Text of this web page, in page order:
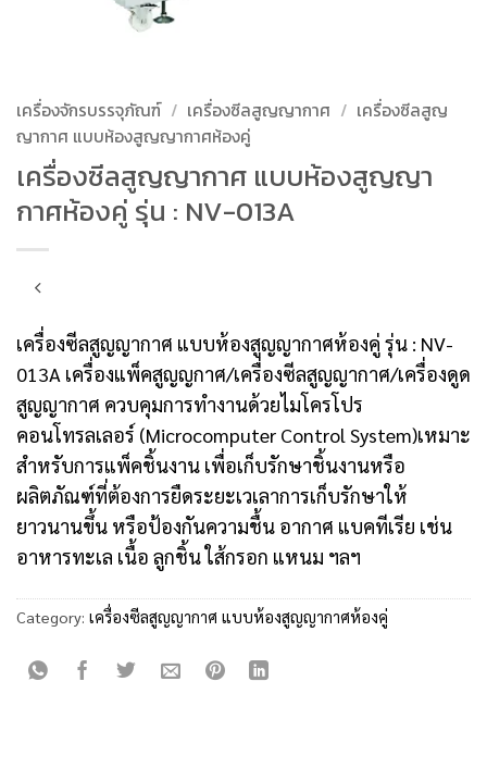
เครื่องจักรบรรจุภัณฑ์ / เครื่องซีลสูญญากาศ / เครื่องซีลสูญ
ญากาศ แบบห้องสูญญากาศห้องคู่
เครื่องซีลสูญญากาศ แบบห้องสูญญา
กาศห้องคู่ รุ่น : NV-013A
เครื่องซีลสูญญากาศ แบบห้องสูญญากาศห้องคู่ รุ่น : NV-
013A เครื่องแพ็คสูญญกาศ/เครื่องซีลสูญญากาศ/เครื่องดูด
สูญญากาศ ควบคุมการทำงานด้วยไมโครโปร
คอนโทรลเลอร์ (Microcomputer Control System)เหมาะ
สำหรับการแพ็คชิ้นงาน เพื่อเก็บรักษาชิ้นงานหรือ
ผลิตภัณฑ์ที่ต้องการยืดระยะเวเลาการเก็บรักษาให้
ยาวนานขึ้น หรือป้องกันความชื้น อากาศ แบคทีเรีย เช่น
อาหารทะเล เนื้อ ลูกชิ้น ใส้กรอก แหนม ฯลฯ
Category: เครื่องซีลสูญญากาศ แบบห้องสูญญากาศห้องคู่